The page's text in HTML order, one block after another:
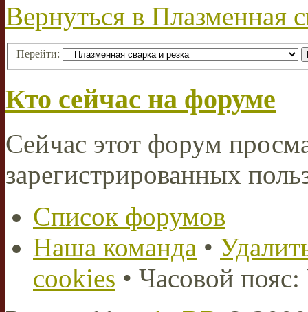
Вернуться в Плазменная
Перейти:
Кто сейчас на форуме
Сейчас этот форум
зарегистрированных
Список форумов
Наша команда •
cookies • Часовой